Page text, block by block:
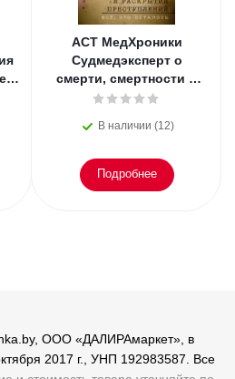
АСТ МедХроники
Судмедэксперт о
смерти, смертности и
раскрытии
осталось. Блэк
В наличии (12)
Подробнее
ООО «ДАЛИРАмаркет», в
2017 г., УНП 192983587. Все